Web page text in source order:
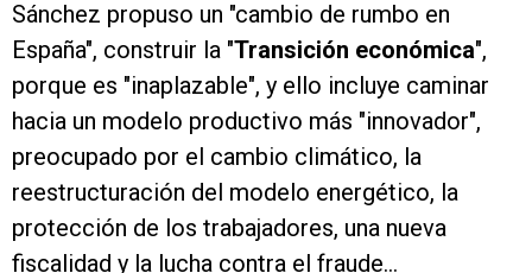
Sánchez propuso un "cambio de rumbo en
España", construir la "Transición económica",
porque es "inaplazable", y ello incluye caminar
hacia un modelo productivo más "innovador",
preocupado por el cambio climático, la
reestructuración del modelo energético, la
protección de los trabajadores, una nueva
fiscalidad y la lucha contra el fraude...